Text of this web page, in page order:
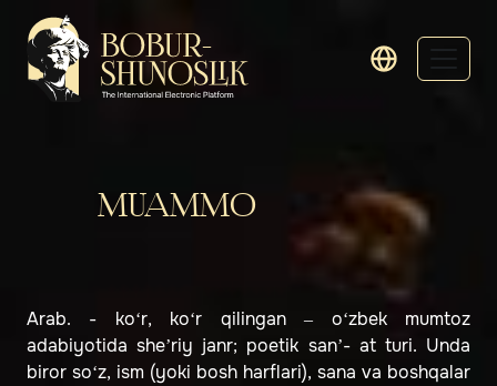
MUAMMO
Arab. - ko‘r, ko‘r qilingan – o‘zbek mumtoz
adabiyotida sheʼriy janr; poetik sanʼ- at turi. Unda
biror so‘z, ism (yoki bosh harflari), sana va boshqalar